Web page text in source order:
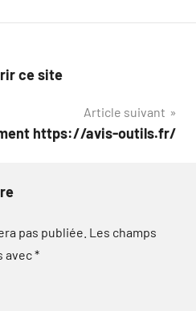
ce site
Article suivant
https://avis-outils.fr/
pas publiée. Les champs
avec*